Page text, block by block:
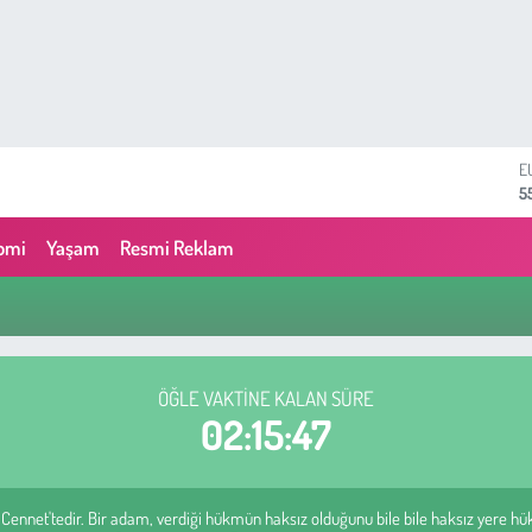
Yaşam Resmi Reklam
ÖĞLE VAKTINE KALAN SÜRE
02:15:46
Bir adam, verdiği hükmün haksız olduğunu bile bile haksız yere